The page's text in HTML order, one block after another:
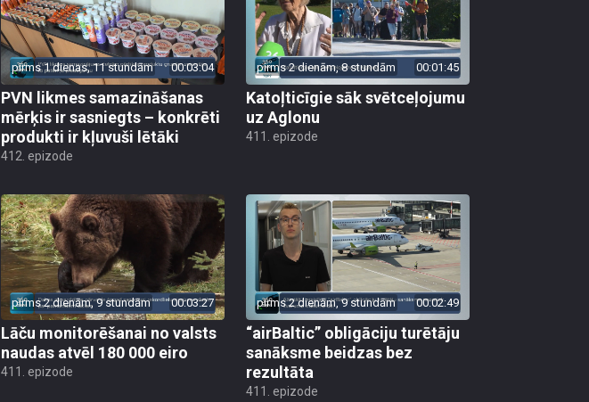
pirms 1 dienas, 11 stundām 00:03:04
PVN likmes samazināšanas
mērķis ir sasniegts – konkrēti
produkti ir kļuvuši lētāki
412. epizode
pirms 2 dienām, 8 stundām 00:01:45
Katoļticīgie sāk svētceļojumu
uz Aglonu
411. epizode
pirms 2 dienām, 9 stundām 00:03:27
Lāču monitorēšanai no valsts
naudas atvēl 180 000 eiro
411. epizode
pirms 2 dienām, 9 stundām 00:02:49
“airBaltic” obligāciju turētāju
sanāksme beidzas bez
rezultāta
411. epizode